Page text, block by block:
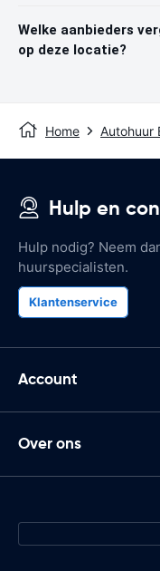
Welke aanbieders
op deze locatie?
Home Autohuur
Hulp en
Hulp nodig? Neem
huurspecialisten.
Klantenservice
Account
Over ons